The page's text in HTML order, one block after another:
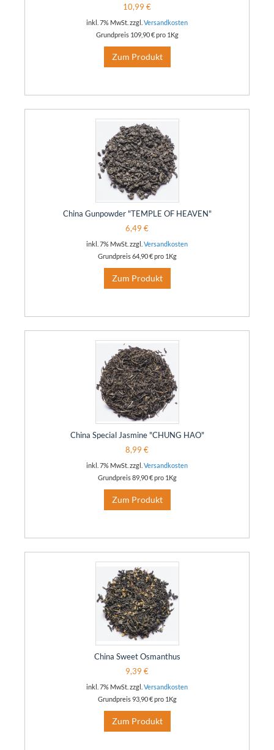
10,99 €
inkl. 7% MwSt. zzgl. Versandkosten
Grundpreis 109,90 €pro 1Kg
Zum Produkt
China Gunpowder "TEMPLE OF HEAVEN"
6,49 €
inkl. 7% MwSt. zzgl. Versandkosten
Grundpreis64,90 €pro 1Kg
Zum Produkt
China Special Jasmine "CHUNG HAO"
8,99 €
inkl. 7% MwSt. zzgl. Versandkosten
Grundpreis89,90 €pro 1Kg
Zum Produkt
China Sweet Osmanthus
9,39 €
inkl. 7% MwSt. zzgl. Versandkosten
Grundpreis93,90 €pro 1Kg
Zum Produkt